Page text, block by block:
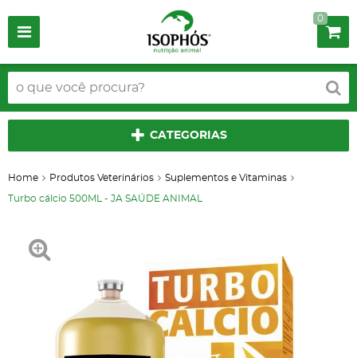
0
CATEGORIAS
Home Produtos Veterinários Suplementos e Vitaminas
Turbo cálcio 500ML - JA SAÚDE ANIMAL